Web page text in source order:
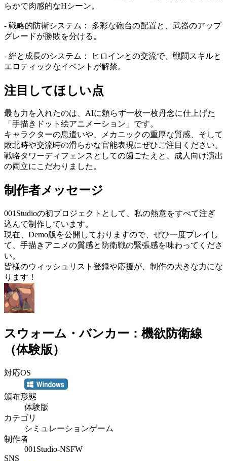
らかで肉感的なHシーン。
- 戦略的防衛システム： 多彩な砲台の配置と、武器のアップ
グレードが勝敗を分ける。
- 絆と成長のシステム： ヒロインとの交流で、戦闘スキルと
エロティックなイベントが解禁。
注目してほしい点
最も力を入れたのは、AIに頼らず一枚一枚丹念に仕上げた
「手描きドット絵アニメーション」です。
キャラクターの息遣いや、メカニックの重厚な質感、そして
敗北時や交流時の滑らかな官能表現にぜひご注目ください。
戦略タワーディフェンスとしての歯ごたえと、成人向け演出
の両立にこだわりました。
制作者メッセージ
001Studioの初プロジェクトとして、私の熱意をすべて注ぎ
込んで制作しています。
現在、Demo版を公開しておりますので、ぜひ一度プレイし
て、手描きアニメの質感と防衛戦の緊張感を味わってくださ
い。
皆様のウィッシュリスト登録や応援が、制作の大きな力にな
ります！
スウォーム・バンカー：機欲防衛線
（体験版）
対応OS
頒布形態
体験版
カテゴリ
シミュレーションゲーム
制作者
001Studio-NSFW
SNS